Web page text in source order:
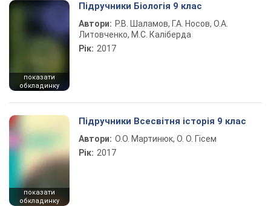
показати
обкладинку
Підручники Біологія 9 клас
Автори: Р.В. Шаламов, Г.А. Носов, О.А.
Литовченко, М.С. Каліберда
Рік: 2017
показати
обкладинку
Підручники Всесвітня історія 9 клас
Автори: О.О. Мартинюк, О. О. Гісем
Рік: 2017